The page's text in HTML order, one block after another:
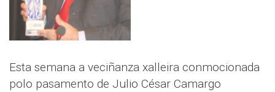
Esta semana a veciñanza xalleira conmocionada
polo pasamento de Julio César Camargo